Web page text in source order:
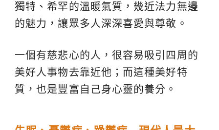
獨特、希罕的溫暖氣質，幾近法力無邊
的魅力，讓眾多人深深喜愛與尊敬。
一個有慈悲心的人，很容易吸引四周的
美好人事物去靠近他；而這種美好特
質，也是豐富自己身心靈的養分。